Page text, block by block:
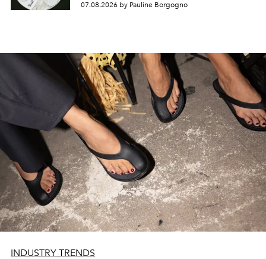
07.08.2026 by Pauline Borgogno
INDUSTRY TRENDS